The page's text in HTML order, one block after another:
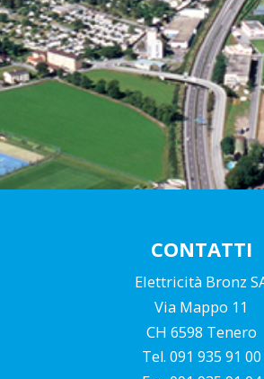
CONTATTI
Elettricità Bronz
Via Mappo 11
CH 6598 Tenero
Tel. 091 935 91 00